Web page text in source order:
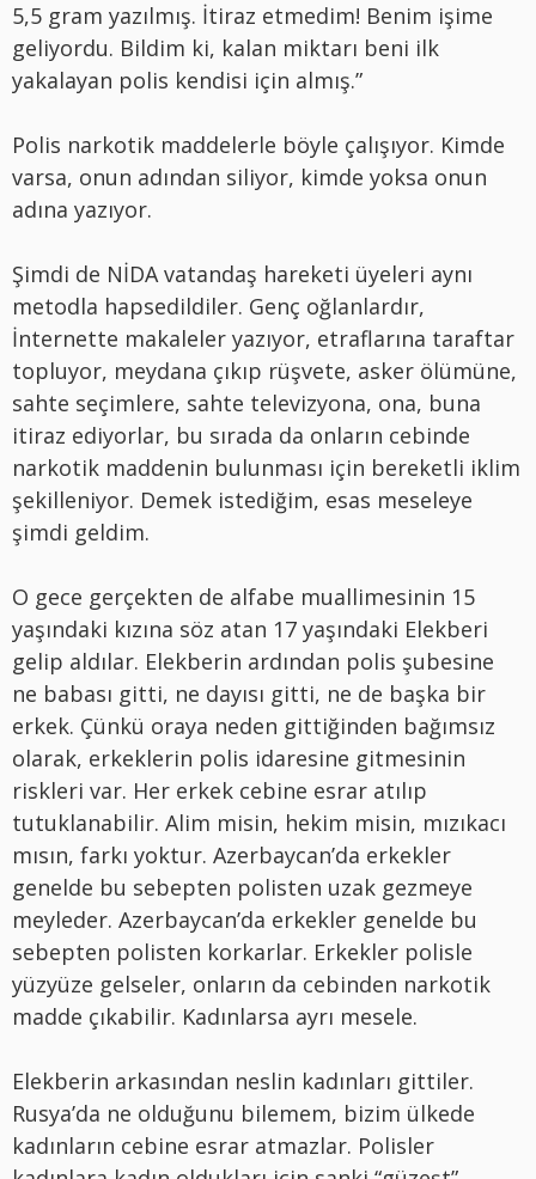
5,5 gram yazılmış. İtiraz etmedim! Benim işime
geliyordu. Bildim ki, kalan miktarı beni ilk
yakalayan polis kendisi için almış.”
Polis narkotik maddelerle böyle çalışıyor. Kimde
varsa, onun adından siliyor, kimde yoksa onun
adına yazıyor.
Şimdi de NİDA vatandaş hareketi üyeleri aynı
metodla hapsedildiler. Genç oğlanlardır,
İnternette makaleler yazıyor, etraflarına taraftar
topluyor, meydana çıkıp rüşvete, asker ölümüne,
sahte seçimlere, sahte televizyona, ona, buna
itiraz ediyorlar, bu sırada da onların cebinde
narkotik maddenin bulunması için bereketli iklim
şekilleniyor. Demek istediğim, esas meseleye
şimdi geldim.
O gece gerçekten de alfabe muallimesinin 15
yaşındaki kızına söz atan 17 yaşındaki Elekberi
gelip aldılar. Elekberin ardından polis şubesine
ne babası gitti, ne dayısı gitti, ne de başka bir
erkek. Çünkü oraya neden gittiğinden bağımsız
olarak, erkeklerin polis idaresine gitmesinin
riskleri var. Her erkek cebine esrar atılıp
tutuklanabilir. Alim misin, hekim misin, mızıkacı
mısın, farkı yoktur. Azerbaycan’da erkekler
genelde bu sebepten polisten uzak gezmeye
meyleder. Azerbaycan’da erkekler genelde bu
sebepten polisten korkarlar. Erkekler polisle
yüzyüze gelseler, onların da cebinden narkotik
madde çıkabilir. Kadınlarsa ayrı mesele.
Elekberin arkasından neslin kadınları gittiler.
Rusya’da ne olduğunu bilemem, bizim ülkede
kadınların cebine esrar atmazlar. Polisler